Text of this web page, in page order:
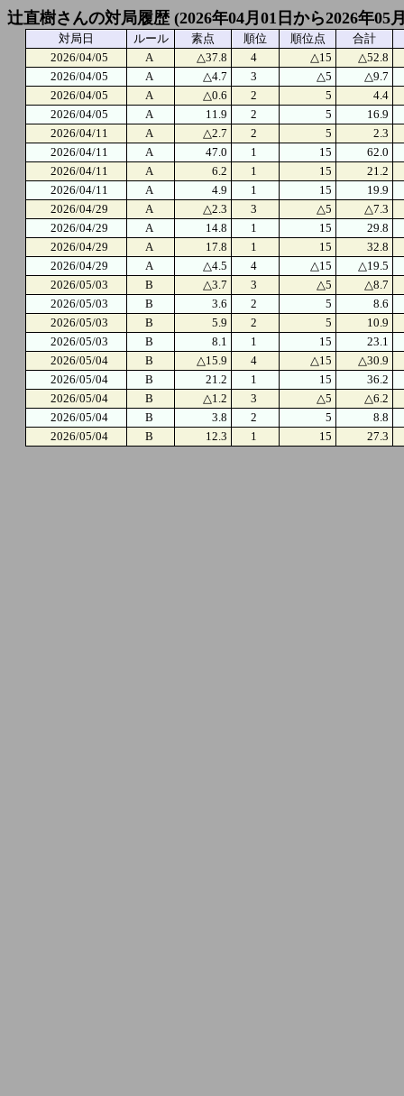
辻直樹さんの対局履歴 (2026年04月01日から2026年05
対局日 ルール 素点 順位 順位点
合計
2026/04/05
A △37.8 4 △15
△52.8
2026/04/05
A △4.7 3 △5
△9.7
2026/04/05
A △0.6 2 5
4.4
2026/04/05
A 11.9 2 5
16.9
2026/04/11
A △2.7 2 5
2.3
2026/04/11
A 47.0 1 15
62.0
2026/04/11
A 6.2 1 15
21.2
2026/04/11
A 4.9 1 15
19.9
2026/04/29
A △2.3 3 △5
△7.3
2026/04/29
A 14.8 1 15
29.8
2026/04/29
A 17.8 1 15
32.8
2026/04/29
A △4.5 4 △15
△19.5
2026/05/03
B △3.7 3 △5
△8.7
2026/05/03
B 3.6 2 5
8.6
2026/05/03
B 5.9 2 5
10.9
2026/05/03
B 8.1 1 15
23.1
2026/05/04
B △15.9 4 △15
△30.9
2026/05/04
B 21.2 1 15
36.2
2026/05/04
B △1.2 3 △5
△6.2
2026/05/04
B 3.8 2 5
8.8
2026/05/04
B 12.3 1 15 27.3